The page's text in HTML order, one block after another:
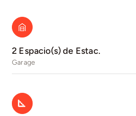
2 Espacio(s) de Estac.
Garage